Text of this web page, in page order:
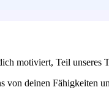
motiviert, Teil unseres
deinen Fähigkeiten